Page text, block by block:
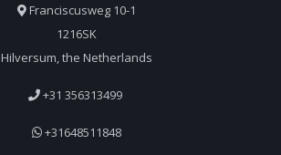
Franciscusweg 10-1
1216SK
Hilversum, the Netherlands
+31 356313499
+31648511848